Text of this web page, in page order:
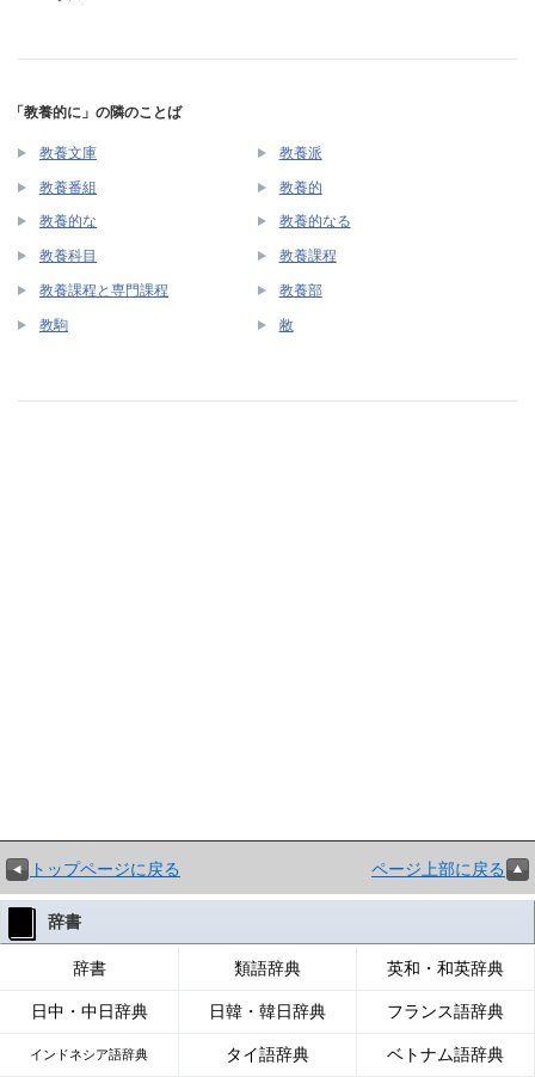
「教養的に」の隣のことば
教養文庫 教養派
教養番組 教養的
教養的な 教養的なる
教養科目 教養課程
教養課程と専門課程 教養部
教駒 敝
トップページに戻る ページ上部に戻る
辞書
辞書 類語辞典 英和・和英辞典
日中・中日辞典 日韓・韓日辞典 フランス語辞典
インドネシア語辞典 タイ語辞典 ベトナム語辞典